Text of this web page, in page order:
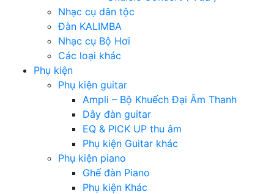
Nhạc cụ dân tộc
Đàn KALIMBA
Nhạc cụ Bộ Hơi
Các loại khác
Phụ kiện
Phụ kiện guitar
Ampli – Bộ Khuếch Đại Âm Thanh
Dây đàn guitar
EQ & PICK UP thu âm
Phụ kiện Guitar khác
Phụ kiện piano
Ghế đàn Piano
Phụ kiện Khác